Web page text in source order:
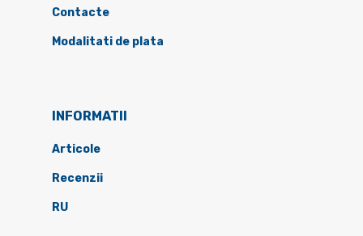
Contacte
Modalitati de plata
INFORMATII
Articole
Recenzii
RU